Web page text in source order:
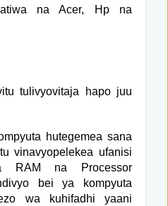
na Acer, Hp na
tulivyovitaja hapo juu
hutegemea sana
vinavyopelekea ufanisi
RAM na Processor
bei ya kompyuta
wa kuhifadhi yaani